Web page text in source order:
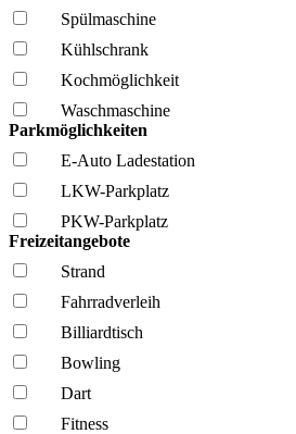
Spül­maschine
Kühl­schrank
Kochmöglich­keit
Wasch­maschine
Parkmöglichkeiten
E-Auto Ladestation
LKW-Parkplatz
PKW-Parkplatz
Freizeitangebote
Strand
Fahrrad­verleih
Billiardtisch
Bowling
Dart
Fitness